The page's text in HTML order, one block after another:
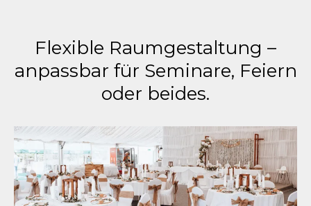
Flexible Raumgestaltung –
anpassbar für Seminare, Feiern
oder beides.